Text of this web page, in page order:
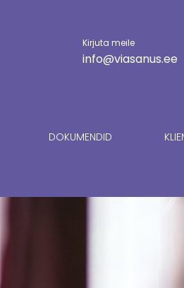
Kirjuta meile
info@viasanus.ee
DOKUMENDID